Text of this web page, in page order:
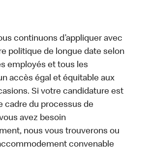
continuons d’appliquer avec
politique de longue date selon
employés et tous les
accès égal et équitable aux
Si votre candidature est
cadre du processus de
avez besoin
nous vous trouverons ou
convenable